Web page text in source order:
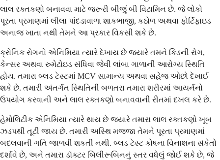
લાલ રક્તકણો બનાવવા માટે જરૂરી બીજું બી વિટામિન છે. જે લોકો
પૂરતા પ્રમાણમાં લીલા પાંદડાવાળા શાકભાજી, કઠોળ અથવા ફોર્ટિફાઇડ
અનાજ ખાતા નથી તેમને આ પ્રકાર વિકસી શકે છે.
ક્રોનિક રોગનો એનિમિયા ત્યારે દેખાય છે જ્યારે તમને કિડની રોગ,
કેન્સર અથવા રુમેટોઇડ સંધિવા જેવી લાંબા ગાળાની આરોગ્ય સ્થિતિ
હોય. તમારા બ્લડ ટેસ્ટમાં MCV સામાન્ય અથવા સહેજ ઓછો દેખાઈ
શકે છે. તમારી અંતર્ગત સ્થિતિની બળતરા તમારા શરીરમાં આયર્નનો
ઉપયોગ કરવાની અને લાલ રક્તકણો બનાવવાની રીતમાં દખલ કરે છે.
હેમોલિટીક એનિમિયા ત્યારે થાય છે જ્યારે તમારા લાલ રક્તકણો ખૂબ
ઝડપથી તૂટી જાય છે. તમારી અસ્થિ મજ્જા તેમને પૂરતા પ્રમાણમાં
બદલવાની ગતિ જાળવી શકતી નથી. બ્લડ ટેસ્ટ કોષના વિનાશના સંકેતો
દર્શાવે છે, અને તમારા ડૉક્ટર બિલીરૂબિનનું સ્તર વધેલું જોઈ શકે છે, જે